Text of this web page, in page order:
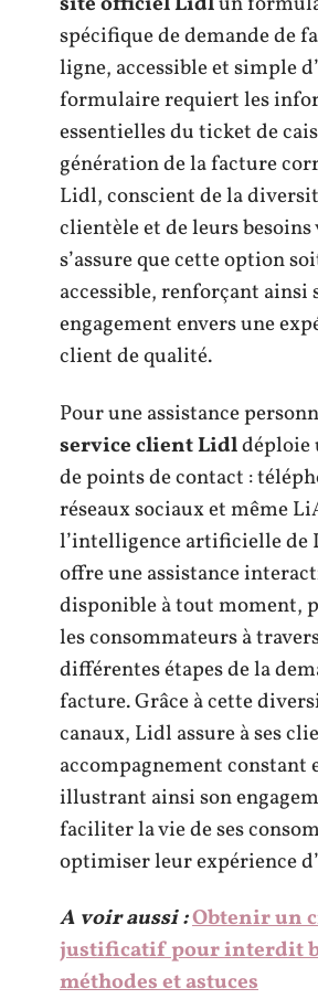
spécifique de demande de
ligne, accessible et simple
formulaire requiert les
essentielles du ticket de
génération de la facture
Lidl, conscient de la
clientèle et de leurs besoins
s’assure que cette option
accessible, renforçant ainsi
engagement envers une
client de qualité.
Pour une assistance
service client Lidldéploie
de points de contact :
réseaux sociaux et même
l’intelligence artificielle de
offre une assistance
disponible à tout moment,
les consommateurs à
différentes étapes de la
facture. Grâce à cette
canaux, Lidl assure à ses
accompagnement constant
illustrant ainsi son
faciliter la vie de ses
optimiser leur expérience
A voir aussi :Obtenir un
justificatif pour interdit
méthodes et astuces